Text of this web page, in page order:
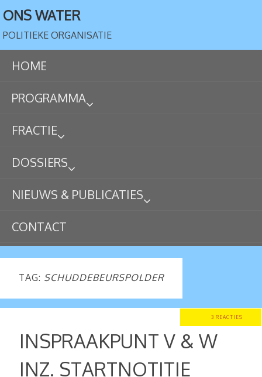
ONS WATER
POLITIEKE ORGANISATIE
HOME
PROGRAMMA
FRACTIE
DOSSIERS
NIEUWS & PUBLICATIES
CONTACT
TAG: SCHUDDEBEURSPOLDER
3 REACTIES
INSPRAAKPUNT V & W
INZ. STARTNOTITIE